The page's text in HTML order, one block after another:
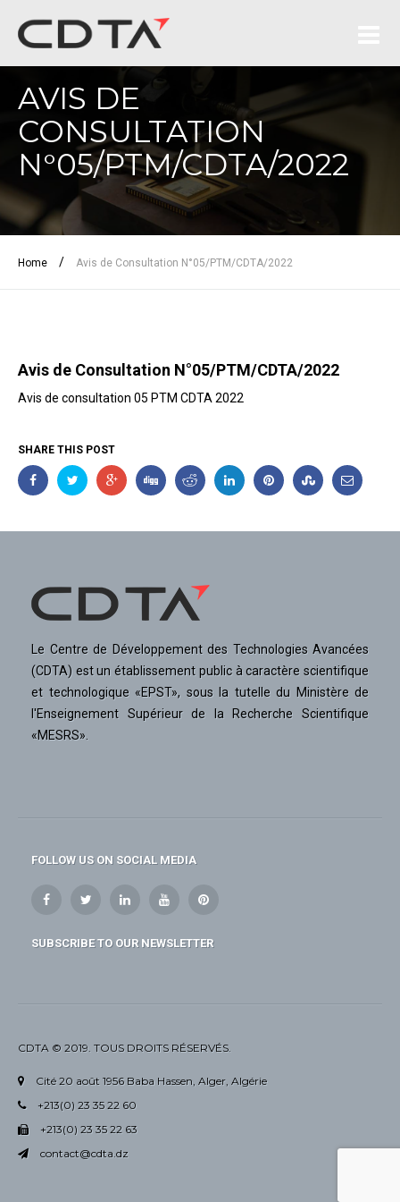
AVIS DE
CONSULTATION
N°05/PTM/CDTA/2022
Home / Avis de Consultation N°05/PTM/CDTA/2022
Avis de Consultation N°05/PTM/CDTA/2022
Avis de consultation 05 PTM CDTA 2022
SHARE THIS POST
Le Centre de Développement des Technologies Avancées
(CDTA) est un établissement public à caractère scientifique
et technologique «EPST», sous la tutelle du Ministère de
l'Enseignement Supérieur de la Recherche Scientifique
«MESRS».
FOLLOW US ON SOCIAL MEDIA
SUBSCRIBE TO OUR NEWSLETTER
CDTA © 2019. TOUS DROITS RÉSERVÉS.
Cité 20 août 1956 Baba Hassen, Alger, Algérie
+213(0) 23 35 22 60
+213(0) 23 35 22 63
contact@cdta.dz